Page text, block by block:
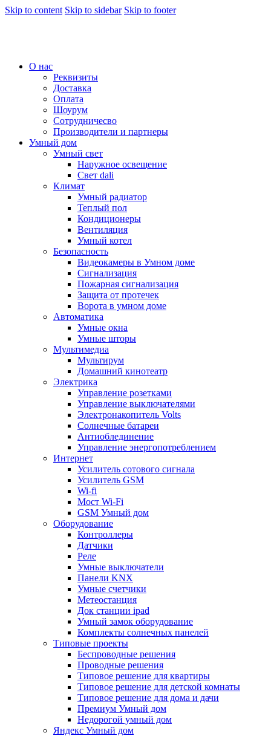
Skip to content Skip to sidebar Skip to footer
О нас
Реквизиты
Доставка
Оплата
Шоурум
Сотрудничесво
Производители и партнеры
Умный дом
Умный свет
Наружное освещение
Свет dali
Климат
Умный радиатор
Теплый пол
Кондиционеры
Вентиляция
Умный котел
Безопасность
Видеокамеры в Умном доме
Сигнализация
Пожарная сигнализация
Защита от протечек
Ворота в умном доме
Автоматика
Умные окна
Умные шторы
Мультимедиа
Мультирум
Домашний кинотеатр
Электрика
Управление розетками
Управление выключателями
Электронакопитель Volts
Солнечные батареи
Антиоблединение
Управление энергопотреблением
Интернет
Усилитель сотового сигнала
Усилитель GSM
Wi-fi
Мост Wi-Fi
GSM Умный дом
Оборудование
Контроллеры
Датчики
Реле
Умные выключатели
Панели KNX
Умные счетчики
Метеостанция
Док станции ipad
Умный замок оборудование
Комплекты солнечных панелей
Типовые проекты
Беспроводные решения
Проводные решения
Типовое решение для квартиры
Типовое решение для детской комнаты
Типовое решение для дома и дачи
Премиум Умный дом
Недорогой умный дом
Яндекс Умный дом